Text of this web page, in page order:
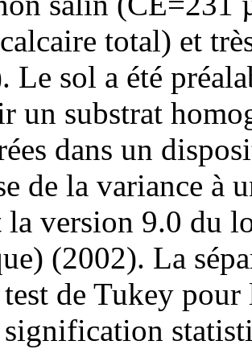
total) et
Le sol a été
un substrat
dans un
de la variance à
version 9.0 du
(2002). La
de Tukey